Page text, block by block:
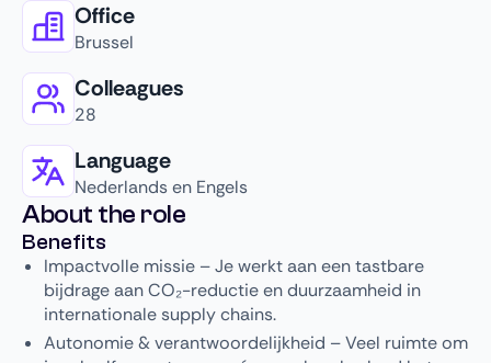
Office
Brussel
Colleagues
28
Language
Nederlands en Engels
About the role
Benefits
Impactvolle missie – Je werkt aan een tastbare
bijdrage aan CO₂-reductie en duurzaamheid in
internationale supply chains.
Autonomie & verantwoordelijkheid – Veel ruimte om